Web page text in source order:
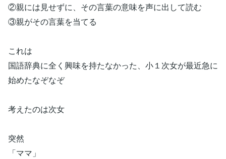
②親には見せずに、その言葉の意味を声に出して読む
③親がその言葉を当てる
これは
国語辞典に全く興味を持たなかった、小１次女が最近急に
始めたなぞなぞ
考えたのは次女
突然
「ママ」